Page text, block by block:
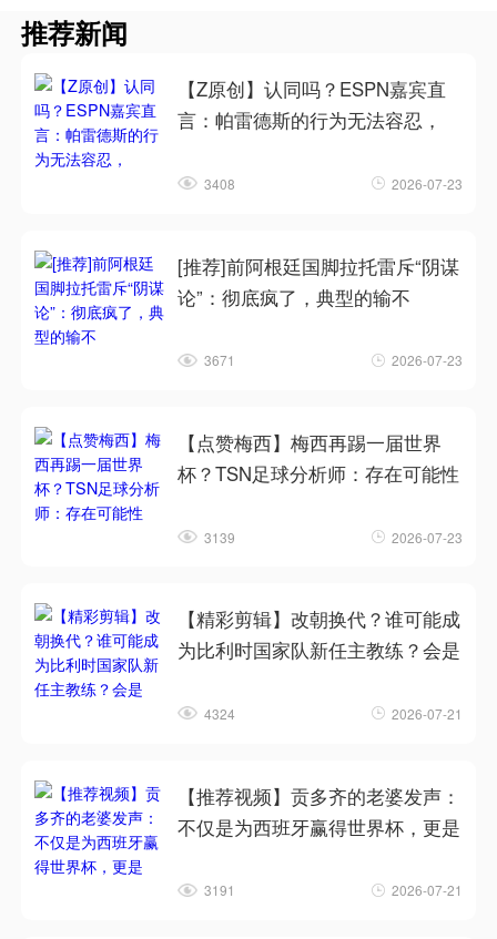
推荐新闻
【Z原创】认同吗？ESPN嘉宾直
言：帕雷德斯的行为无法容忍，
3408 2026-07-23
[推荐]前阿根廷国脚拉托雷斥“阴谋
论”：彻底疯了，典型的输不
3671 2026-07-23
【点赞梅西】梅西再踢一届世界
杯？TSN足球分析师：存在可能性
3139 2026-07-23
【精彩剪辑】改朝换代？谁可能成
为比利时国家队新任主教练？会是
4324 2026-07-21
【推荐视频】贡多齐的老婆发声：
不仅是为西班牙赢得世界杯，更是
3191 2026-07-21